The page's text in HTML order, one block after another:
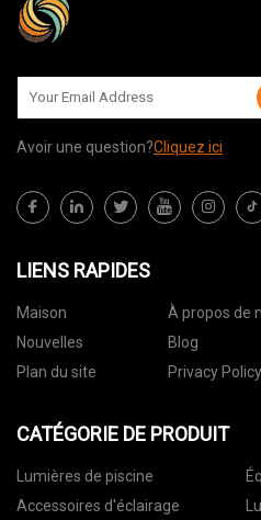
Avoir une question?Cliquez ici
LIENS RAPIDES
Maison À propos de
Nouvelles
Blog
Plan du site
Privacy Policy
CATÉGORIE DE PRODUIT
Lumières de piscine
Accessoires d'éclairage